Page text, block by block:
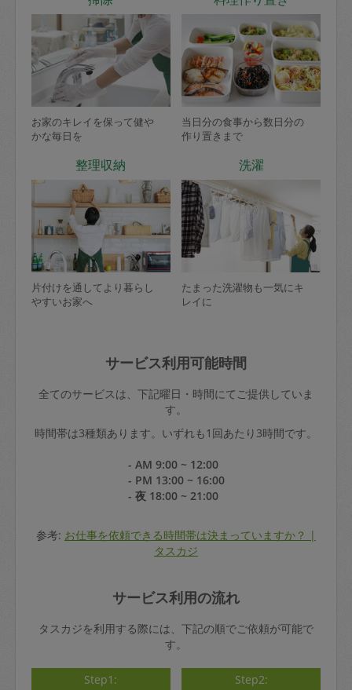
お家のキレイを保って健や
かな毎日を
当日分の食事から数日分の
作り置きまで
整理収納
片付けを通してより暮らし
やすいお家へ
洗濯
たまった洗濯物も一気にキ
レイに
サービス利用可能時間
全てのサービスは、下記曜日・時間にてご提供していま
す。
時間帯は3種類あります。いずれも1回あたり3時間です。
- AM 9:00 ~ 12:00
- PM 13:00 ~ 16:00
- 夜 18:00 ~ 21:00
参考: お仕事を依頼できる時間帯は決まっていますか？ |
タスカジ
サービス利用の流れ
タスカジを利用する際には、下記の順でご依頼が可能で
す。
Step1:
Step2: